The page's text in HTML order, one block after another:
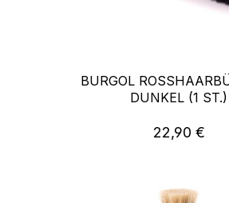
BURGOL
DUNKEL (1 ST.)
Regulärer Preis:
22,90 €